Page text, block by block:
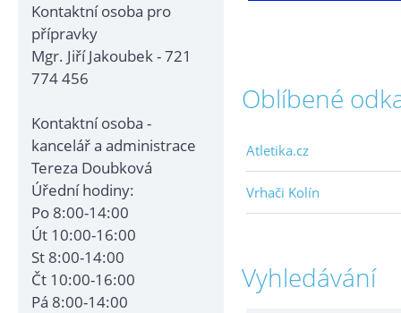
Kontaktní osoba pro
přípravky
Mgr. Jiří Jakoubek - 721
774 456
Kontaktní osoba -
kancelář a administrace
Tereza Doubková
Úřední hodiny:
Po 8:00-14:00
Út 10:00-16:00
St 8:00-14:00
Čt 10:00-16:00
Pá 8:00-14:00
Oblíbené
Atletika.cz
Vrhači Kolín
Vyhledávání